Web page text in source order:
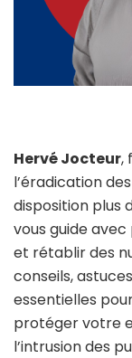
Hervé Jocteur,
l’éradication
disposition plus
vous guide
et rétablir des
conseils,
essentielles
protéger votre
l’intrusion des